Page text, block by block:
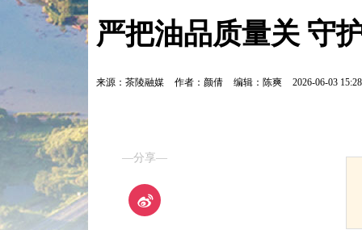
严把油品质量关 守
来源：茶陵融媒 作者：颜倩 编辑：陈爽 2026-06-03
—分享—